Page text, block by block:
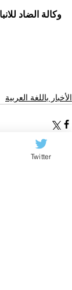
وكالة الضاد
الأخبار باللغة العربية
Twitter